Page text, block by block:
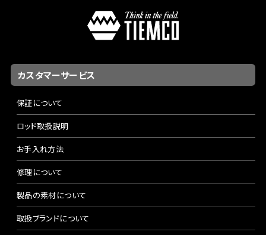
カスタマーサービス
保証について
ロッド取扱説明
お手入れ方法
修理について
製品の素材について
取扱ブランドについて